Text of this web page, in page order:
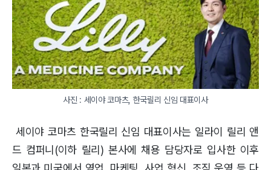
사진 : 세이야 코마츠, 한국릴리 신임 대표이사
세이야 코마츠 한국릴리 신임 대표이사는 일라이 릴리 앤
드 컴퍼니(이하 릴리) 본사에 채용 담당자로 입사한 이후